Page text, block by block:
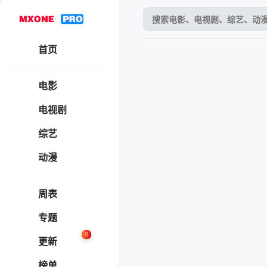
首页
电影
电视剧
综艺
动漫
周表
专题
更新
0